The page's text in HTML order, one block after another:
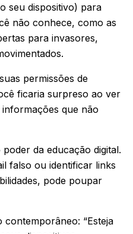
seu dispositivo) para
não conhece, como as
para invasores,
permissões de
ficaria surpreso ao ver
que não
da educação digital.
falso ou identificar links
pode poupar
contemporâneo: “Esteja